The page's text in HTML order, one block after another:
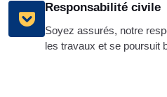
Responsabilité civile
Soyez assurés, notre
les travaux et se poursuit